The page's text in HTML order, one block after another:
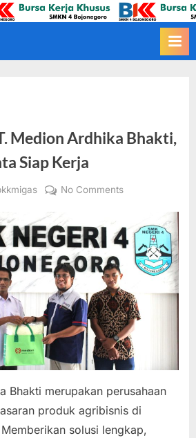
BKK MIGAS
BKK SMKN4 Bojonegoro
Medion Ardhika Bhakti,
Siap Kerja
No Commentson
Medion
Ardhika
Bhakti,
Talenta
Siap
Kerja
Bhakti merupakan perusahaan
produk agribisnis di
solusi lengkap,